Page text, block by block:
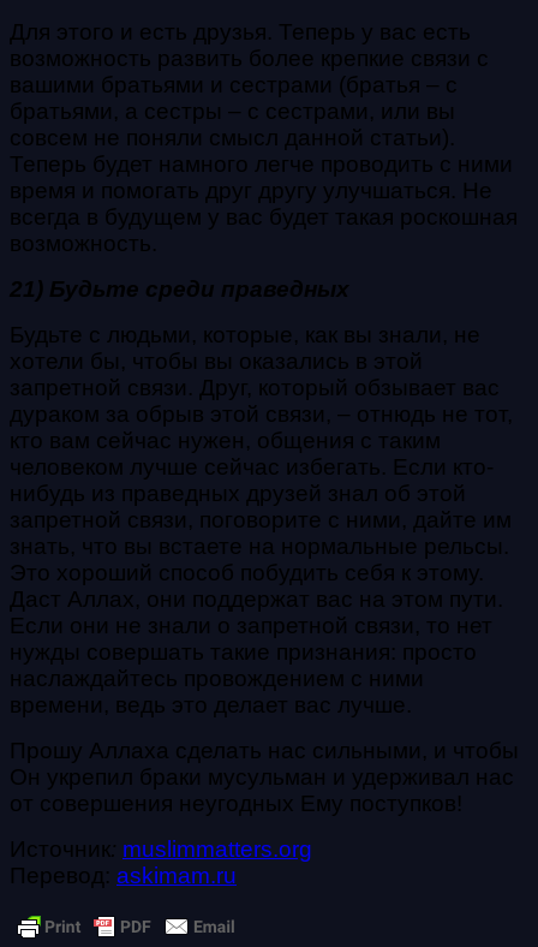
Для этого и есть друзья. Теперь у вас есть
возможность развить более крепкие связи с
вашими братьями и сестрами (братья – с
братьями, а сестры – с сестрами, или вы
совсем не поняли смысл данной статьи).
Теперь будет намного легче проводить с ними
время и помогать друг другу улучшаться. Не
всегда в будущем у вас будет такая роскошная
возможность.
21) Будьте среди праведных
Будьте с людьми, которые, как вы знали, не
хотели бы, чтобы вы оказались в этой
запретной связи. Друг, который обзывает вас
дураком за обрыв этой связи, – отнюдь не тот,
кто вам сейчас нужен, общения с таким
человеком лучше сейчас избегать. Если кто-
нибудь из праведных друзей знал об этой
запретной связи, поговорите с ними, дайте им
знать, что вы встаете на нормальные рельсы.
Это хороший способ побудить себя к этому.
Даст Аллах, они поддержат вас на этом пути.
Если они не знали о запретной связи, то нет
нужды совершать такие признания: просто
наслаждайтесь провождением с ними
времени, ведь это делает вас лучше.
Прошу Аллаха сделать нас сильными, и чтобы
Он укрепил браки мусульман и удерживал нас
от совершения неугодных Ему поступков!
Источник: muslimmatters.org
Перевод: askimam.ru